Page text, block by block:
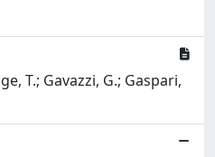
T.; Gavazzi, G.; Gaspari,